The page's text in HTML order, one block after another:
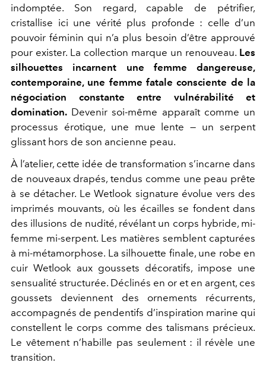
indomptée. Son regard, capable de pétrifier,
cristallise ici une vérité plus profonde : celle d’un
pouvoir féminin qui n’a plus besoin d’être approuvé
pour exister. La collection marque un renouveau. Les
silhouettes incarnent une femme dangereuse,
contemporaine, une femme fatale consciente de la
négociation constante entre vulnérabilité et
domination. Devenir soi-même apparaît comme un
processus érotique, une mue lente — un serpent
glissant hors de son ancienne peau.
À l’atelier, cette idée de transformation s’incarne dans
de nouveaux drapés, tendus comme une peau prête
à se détacher. Le Wetlook signature évolue vers des
imprimés mouvants, où les écailles se fondent dans
des illusions de nudité, révélant un corps hybride, mi-
femme mi-serpent. Les matières semblent capturées
à mi-métamorphose. La silhouette finale, une robe en
cuir Wetlook aux goussets décoratifs, impose une
sensualité structurée. Déclinés en or et en argent, ces
goussets deviennent des ornements récurrents,
accompagnés de pendentifs d’inspiration marine qui
constellent le corps comme des talismans précieux.
Le vêtement n’habille pas seulement : il révèle une
transition.